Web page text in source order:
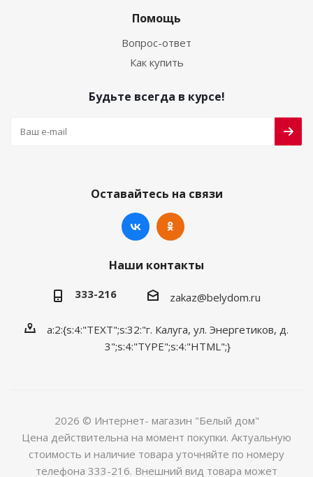
Помощь
Вопрос-ответ
Как купить
Будьте всегда в курсе!
Оставайтесь на связи
Наши контакты
333-216 zakaz@belydom.ru
a:2:{s:4:"TEXT";s:32:"г. Калуга, ул. Энергетиков, д.
3";s:4:"TYPE";s:4:"HTML";}
2026 © Интернет- магазин "Белый дом"
Цена действительна на момент покупки. Актуальную
стоимость и наличие товара уточняйте по номеру
телефона 333-216. Внешний вид товара может